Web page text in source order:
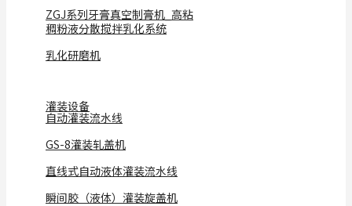
ZGJ系列牙膏真空制膏机_高粘
稠粉液分散搅拌乳化系统
乳化研磨机
灌装设备
自动灌装流水线
GS-8灌装轧盖机
直线式自动液体灌装流水线
瞬间胶（液体）灌装旋盖机